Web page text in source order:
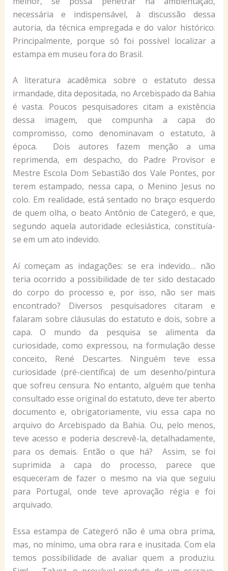
necessária e indispensável, à discussão dessa
autoria, da técnica empregada e do valor histórico.
Principalmente, porque só foi possível localizar a
estampa em museu fora do Brasil.
A literatura acadêmica sobre o estatuto dessa
irmandade, dita depositada, no Arcebispado da Bahia
é vasta. Poucos pesquisadores citam a existência
dessa imagem, que compunha a capa do
compromisso, como denominavam o estatuto, à
época. Dois autores fazem menção a uma
reprimenda, em despacho, do Padre Provisor e
Mestre Escola Dom Sebastião dos Vale Pontes, por
terem estampado, nessa capa, o Menino Jesus no
colo. Em realidade, está sentado no braço esquerdo
de quem olha, o beato Antônio de Categeró, e que,
segundo aquela autoridade eclesiástica, constituía-
se em um ato indevido.
Aí começam as indagações: se era indevido… não
teria ocorrido a possibilidade de ter sido destacado
do corpo do processo e, por isso, não ser mais
encontrado? Diversos pesquisadores citaram e
falaram sobre cláusulas do estatuto e dois, sobre a
capa. O mundo da pesquisa se alimenta da
curiosidade, como expressou, na formulação desse
conceito, René Descartes. Ninguém teve essa
curiosidade (pré-científica) de um desenho/pintura
que sofreu censura. No entanto, alguém que tenha
consultado esse original do estatuto, deve ter aberto
documento e, obrigatoriamente, viu essa capa no
arquivo do Arcebispado da Bahia. Ou, pelo menos,
teve acesso e poderia descrevê-la, detalhadamente,
para os demais. Então o que há? Assim, se foi
suprimida a capa do processo, parece que
esqueceram de fazer o mesmo na via que seguiu
para Portugal, onde teve aprovação régia e foi
arquivado.
Essa estampa de Categeró não é uma obra prima,
mas, no mínimo, uma obra rara e inusitada. Com ela
temos possibilidade de avaliar quem a produziu.